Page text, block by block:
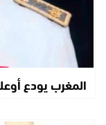
المغرب يودع